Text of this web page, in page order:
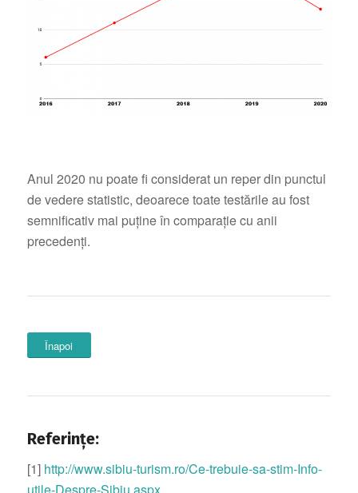
Anul 2020 nu poate fi considerat un reper din punctul
de vedere statistic, deoarece toate testările au fost
semnificativ mai puține în comparație cu anii
precedenți.
Înapoi
Referințe:
[1] http://www.sibiu-turism.ro/Ce-trebuie-sa-stim-Info-